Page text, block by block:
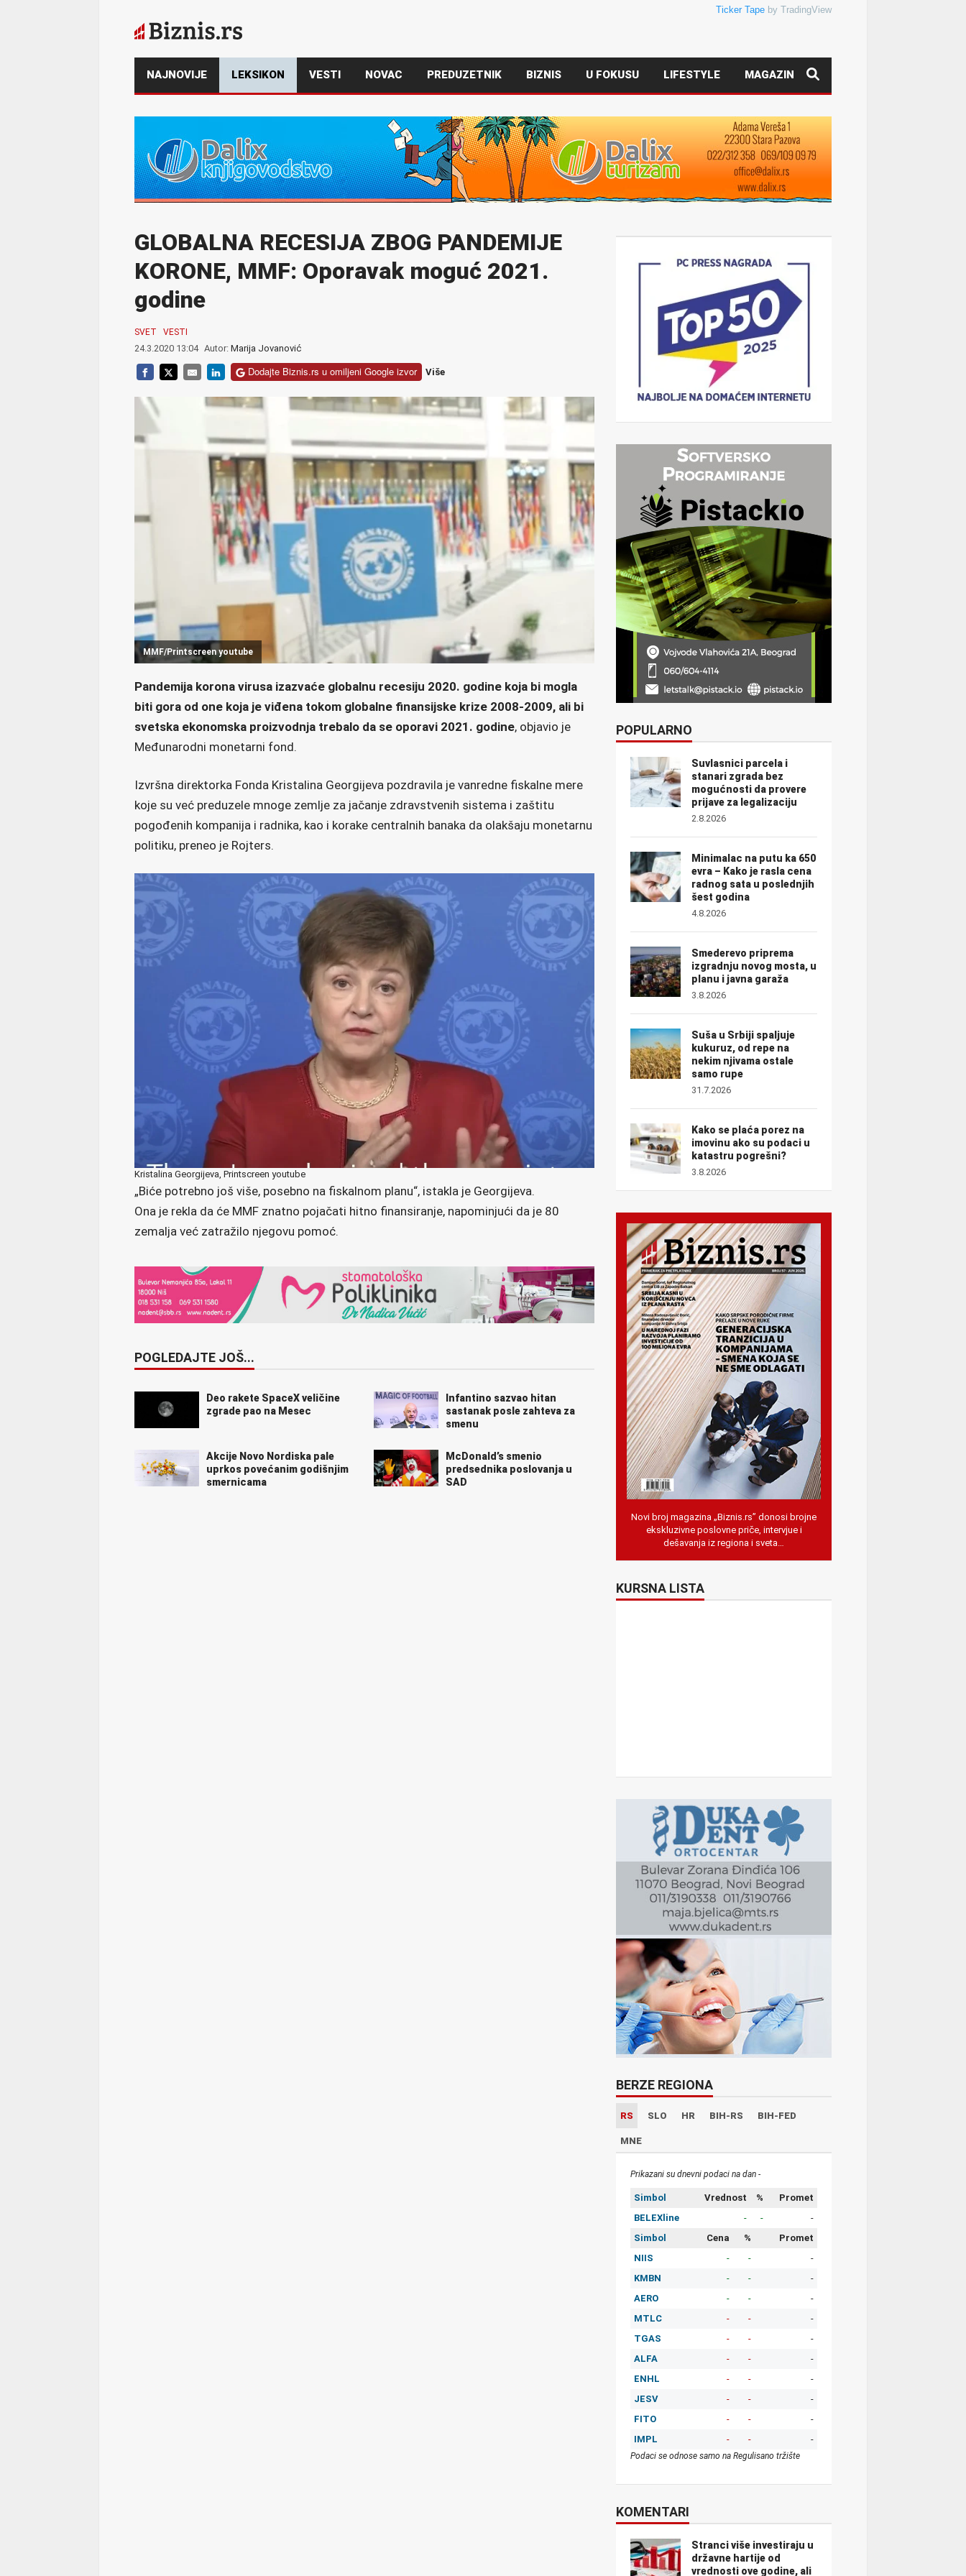
Ticker Tape by TradingView
NAJNOVIJE LEKSIKON VESTI NOVAC PREDUZETNIK BIZNIS U FOKUSU LIFESTYLE MAGAZIN
GLOBALNA RECESIJA ZBOG PANDEMIJE
KORONE, MMF: Oporavak moguć 2021.
godine
SVET VESTI
24.3.2020 13:04 Autor: Marija Jovanović
Dodajte Biznis.rs u omiljeni Google izvor Više
MMF/Printscreen youtube
Pandemija korona virusa izazvaće globalnu recesiju 2020. godine koja bi mogla
biti gora od one koja je viđena tokom globalne finansijske krize 2008-2009, ali bi
svetska ekonomska proizvodnja trebalo da se oporavi 2021. godine, objavio je
Međunarodni monetarni fond.
Izvršna direktorka Fonda Kristalina Georgijeva pozdravila je vanredne fiskalne mere
koje su već preduzele mnoge zemlje za jačanje zdravstvenih sistema i zaštitu
pogođenih kompanija i radnika, kao i korake centralnih banaka da olakšaju monetarnu
politiku, preneo je Rojters.
Kristalina Georgijeva, Printscreen youtube
„Biće potrebno još više, posebno na fiskalnom planu“, istakla je Georgijeva.
Ona je rekla da će MMF znatno pojačati hitno finansiranje, napominjući da je 80
zemalja već zatražilo njegovu pomoć.
POGLEDAJTE JOŠ...
Deo rakete SpaceX veličine
zgrade pao na Mesec
Infantino sazvao hitan
sastanak posle zahteva za
smenu
Akcije Novo Nordiska pale
uprkos povećanim godišnjim
smernicama
McDonald’s smenio
predsednika poslovanja u
SAD
POPULARNO
Suvlasnici parcela i
stanari zgrada bez
mogućnosti da provere
prijave za legalizaciju
2.8.2026
Minimalac na putu ka 650
evra – Kako je rasla cena
radnog sata u poslednjih
šest godina
4.8.2026
Smederevo priprema
izgradnju novog mosta, u
planu i javna garaža
3.8.2026
Suša u Srbiji spaljuje
kukuruz, od repe na
nekim njivama ostale
samo rupe
31.7.2026
Kako se plaća porez na
imovinu ako su podaci u
katastru pogrešni?
3.8.2026
Novi broj magazina „Biznis.rs” donosi brojne
ekskluzivne poslovne priče, intervjue i
dešavanja iz regiona i sveta…
KURSNA LISTA
BERZE REGIONA
RS SLO HR BIH-RS BIH-FED
MNE
Prikazani su dnevni podaci na dan -
Simbol Vrednost %
Promet
BELEXline
- -
-
Simbol
Cena %
Promet
NIIS
- -
-
KMBN
- -
-
AERO
- -
-
MTLC
- -
-
TGAS
- -
-
ALFA
- -
-
ENHL
- -
-
JESV
- -
-
FITO
- -
-
IMPL
- - -
Podaci se odnose samo na Regulisano tržište
KOMENTARI
Stranci više investiraju u
državne hartije od
vrednosti ove godine, ali